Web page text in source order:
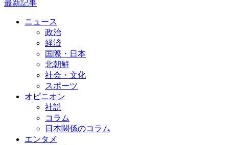
最新記事
ニュース
政治
経済
国際・日本
北朝鮮
社会・文化
スポーツ
オピニオン
社説
コラム
日本関係のコラム
エンタメ